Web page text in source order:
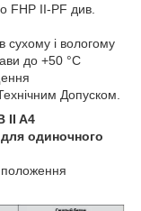
FHP II-PF див.
сухому і вологому
до +50 °C
Допуском.
II A4
одиночного
положення